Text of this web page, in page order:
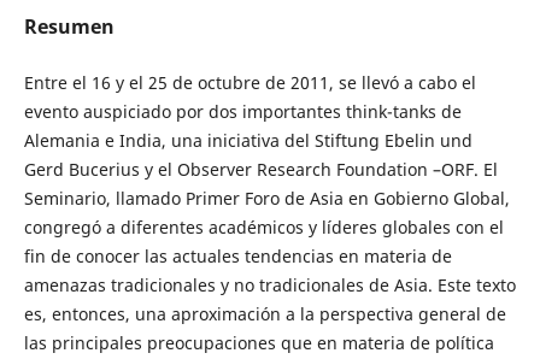
Resumen
Entre el 16 y el 25 de octubre de 2011, se llevó a cabo el
evento auspiciado por dos importantes think-tanks de
Alemania e India, una iniciativa del Stiftung Ebelin und
Gerd Bucerius y el Observer Research Foundation –ORF. El
Seminario, llamado Primer Foro de Asia en Gobierno Global,
congregó a diferentes académicos y líderes globales con el
fin de conocer las actuales tendencias en materia de
amenazas tradicionales y no tradicionales de Asia. Este texto
es, entonces, una aproximación a la perspectiva general de
las principales preocupaciones que en materia de política